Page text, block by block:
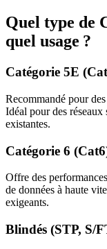
Quel type de
quel usage ?
Catégorie 5E
Recommandé pour
Idéal pour des
existantes.
Catégorie 6
Offre des
de données à haute
exigeants.
Blindés (STP, S/